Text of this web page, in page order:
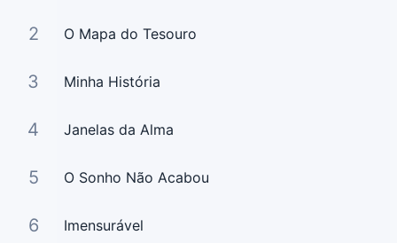
2 O Mapa do Tesouro
3 Minha História
4 Janelas da Alma
5 O Sonho Não Acabou
6 Imensurável